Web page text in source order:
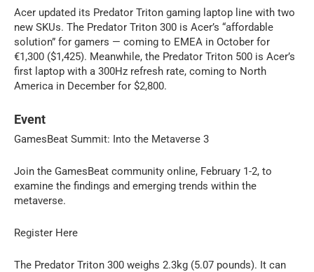
Acer updated its Predator Triton gaming laptop line with two
new SKUs. The Predator Triton 300 is Acer’s “affordable
solution” for gamers — coming to EMEA in October for
€1,300 ($1,425). Meanwhile, the Predator Triton 500 is Acer’s
first laptop with a 300Hz refresh rate, coming to North
America in December for $2,800.
Event
GamesBeat Summit: Into the Metaverse 3
Join the GamesBeat community online, February 1-2, to
examine the findings and emerging trends within the
metaverse.
Register Here
The Predator Triton 300 weighs 2.3kg (5.07 pounds). It can